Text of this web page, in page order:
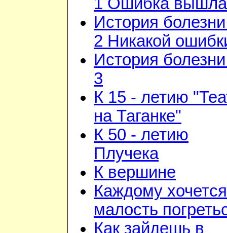
1 Ошибка вышла
История
2 Никакой
История
3
К 15 - летию
на Таганке"
К 50 - летию
Плучека
К вершине
Каждому хочется
малость
Как зайдешь в